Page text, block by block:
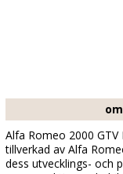
Alfa Romeo 2000
tillverkad av Alfa
dess utvecklings- och